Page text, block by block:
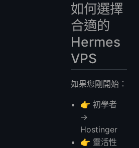
如何選擇
合適的
Hermes
VPS
如果您剛開始：
👉 初學者
→
Hostinger
👉 靈活性